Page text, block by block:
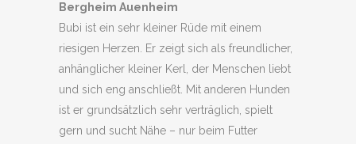
Bergheim Auenheim
Bubi ist ein sehr kleiner Rüde mit einem
riesigen Herzen. Er zeigt sich als freundlicher,
anhänglicher kleiner Kerl, der Menschen liebt
und sich eng anschließt. Mit anderen Hunden
ist er grundsätzlich sehr verträglich, spielt
gern und sucht Nähe – nur beim Futter